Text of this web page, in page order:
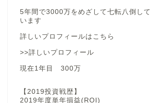
5年間で3000万をめざして七転八倒して
います
詳しいプロフィールはこちら
>>詳しいプロフィール
現在1年目 300万
【2019投資戦歴】
2019年度単年損益(ROI)